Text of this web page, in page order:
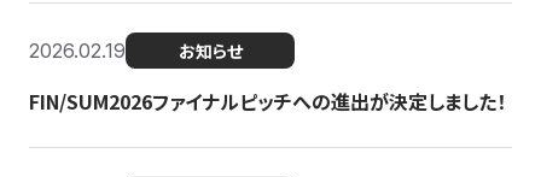
2026.02.19 お知らせ
FIN/SUM2026ファイナルピッチへの進出が決定しました！